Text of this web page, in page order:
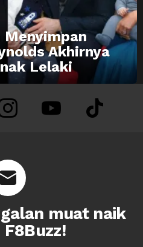
Menyimpan
Akhirnya
Lelaki
instagram youtube tiktok
muat naik